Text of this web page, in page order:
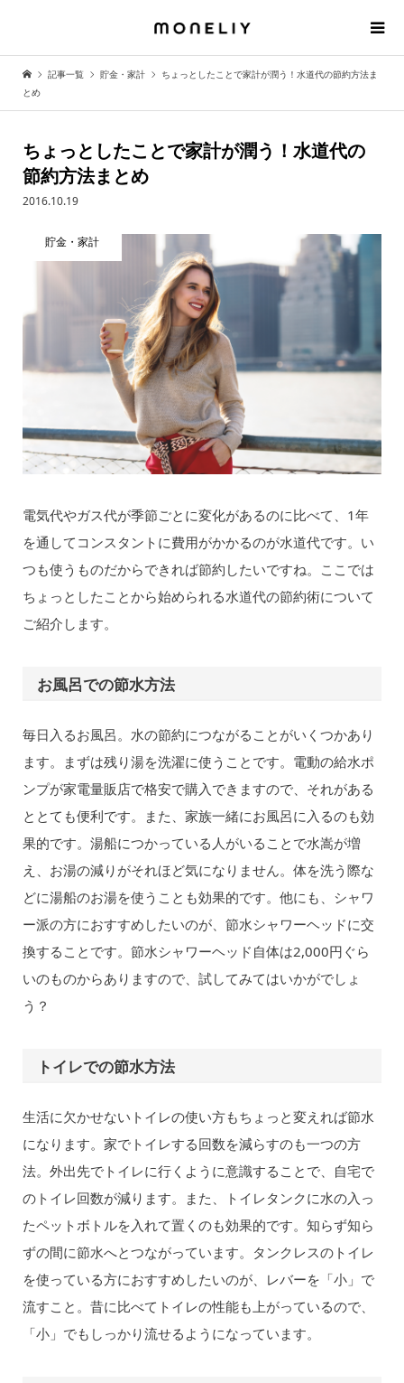
記事一覧 貯金・家計
ちょっとしたことで家計が潤う！水道代の節約方法ま
とめ
ちょっとしたことで家計が潤う！水道代の
節約方法まとめ
2016.10.19
貯金・家計
電気代やガス代が季節ごとに変化があるのに比べて、1年
を通してコンスタントに費用がかかるのが水道代です。い
つも使うものだからできれば節約したいですね。ここでは
ちょっとしたことから始められる水道代の節約術について
ご紹介します。
お風呂での節水方法
毎日入るお風呂。水の節約につながることがいくつかあり
ます。まずは残り湯を洗濯に使うことです。電動の給水ポ
ンプが家電量販店で格安で購入できますので、それがある
ととても便利です。また、家族一緒にお風呂に入るのも効
果的です。湯船につかっている人がいることで水嵩が増
え、お湯の減りがそれほど気になりません。体を洗う際な
どに湯船のお湯を使うことも効果的です。他にも、シャワ
ー派の方におすすめしたいのが、節水シャワーヘッドに交
換することです。節水シャワーヘッド自体は2,000円ぐら
いのものからありますので、試してみてはいかがでしょ
う？
トイレでの節水方法
生活に欠かせないトイレの使い方もちょっと変えれば節水
になります。家でトイレする回数を減らすのも一つの方
法。外出先でトイレに行くように意識することで、自宅で
のトイレ回数が減ります。また、トイレタンクに水の入っ
たペットボトルを入れて置くのも効果的です。知らず知ら
ずの間に節水へとつながっています。タンクレスのトイレ
を使っている方におすすめしたいのが、レバーを「小」で
流すこと。昔に比べてトイレの性能も上がっているので、
「小」でもしっかり流せるようになっています。